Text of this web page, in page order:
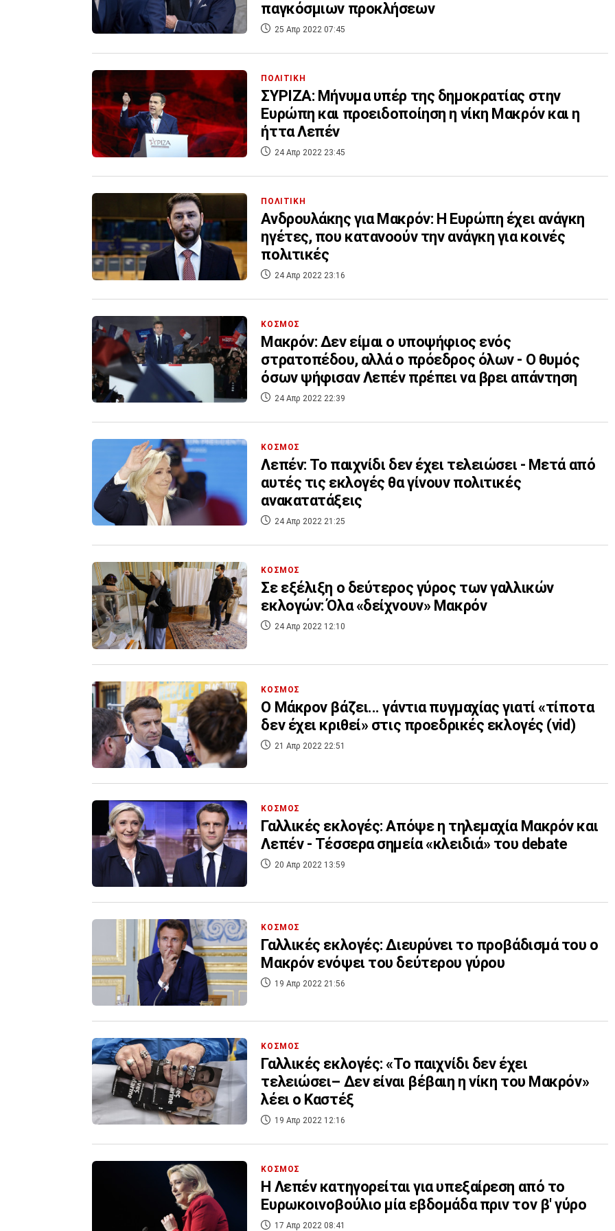
παγκόσμιων προκλήσεων
25 Απρ 2022 07:45
ΠΟΛΙΤΙΚΗ
ΣΥΡΙΖΑ: Μήνυμα υπέρ της δημοκρατίας στην
Ευρώπη και προειδοποίηση η νίκη Μακρόν και η
ήττα Λεπέν
24 Απρ 2022 23:45
ΠΟΛΙΤΙΚΗ
Ανδρουλάκης για Μακρόν: Η Ευρώπη έχει ανάγκη
ηγέτες, που κατανοούν την ανάγκη για κοινές
πολιτικές
24 Απρ 2022 23:16
ΚΟΣΜΟΣ
Μακρόν: Δεν είμαι ο υποψήφιος ενός
στρατοπέδου, αλλά ο πρόεδρος όλων - Ο θυμός
όσων ψήφισαν Λεπέν πρέπει να βρει απάντηση
24 Απρ 2022 22:39
ΚΟΣΜΟΣ
Λεπέν: Το παιχνίδι δεν έχει τελειώσει - Μετά από
αυτές τις εκλογές θα γίνουν πολιτικές
ανακατατάξεις
24 Απρ 2022 21:25
ΚΟΣΜΟΣ
Σε εξέλιξη ο δεύτερος γύρος των γαλλικών
εκλογών: Όλα «δείχνουν» Μακρόν
24 Απρ 2022 12:10
ΚΟΣΜΟΣ
Ο Μάκρον βάζει... γάντια πυγμαχίας γιατί «τίποτα
δεν έχει κριθεί» στις προεδρικές εκλογές (vid)
21 Απρ 2022 22:51
ΚΟΣΜΟΣ
Γαλλικές εκλογές: Απόψε η τηλεμαχία Μακρόν και
Λεπέν - Τέσσερα σημεία «κλειδιά» του debate
20 Απρ 2022 13:59
ΚΟΣΜΟΣ
Γαλλικές εκλογές: Διευρύνει το προβάδισμά του ο
Μακρόν ενόψει του δεύτερου γύρου
19 Απρ 2022 21:56
ΚΟΣΜΟΣ
Γαλλικές εκλογές: «Το παιχνίδι δεν έχει
τελειώσει– Δεν είναι βέβαιη η νίκη του Μακρόν»
λέει ο Καστέξ
19 Απρ 2022 12:16
ΚΟΣΜΟΣ
Η Λεπέν κατηγορείται για υπεξαίρεση από το
Ευρωκοινοβούλιο μία εβδομάδα πριν τον β' γύρο
17 Απρ 2022 08:41